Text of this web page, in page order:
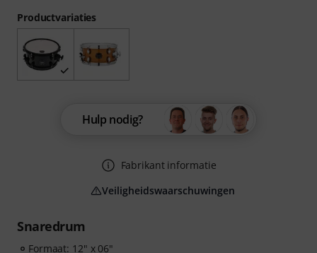
Snaredrum
Formaat: 12" x 06"
Productvariaties
Hulp nodig?
Fabrikant informatie
Veiligheidswaarschuwingen